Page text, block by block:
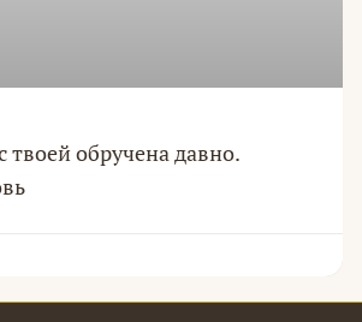
обручена давно.